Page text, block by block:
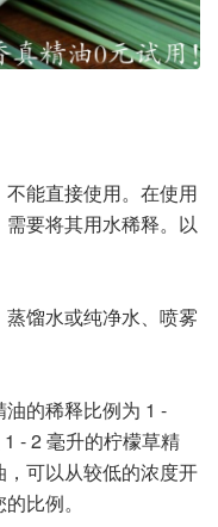
能直接使用。在使用
要将其用水稀释。以
馏水或纯净水、喷雾
的稀释比例为 1 -
- 2 毫升的柠檬草精
可以从较低的浓度开
比例。